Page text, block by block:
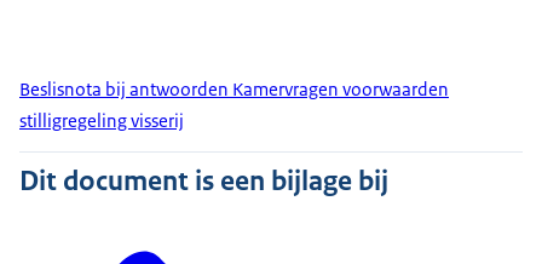
Beslisnota bij antwoorden Kamervragen voorwaarden
stilligregeling visserij
Dit document is een bijlage bij